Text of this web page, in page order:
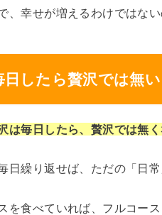
、幸せが増えるわけではな
日したら贅沢では無い
沢は毎日したら、贅沢では無
日繰り返せば、ただの「日
を食べていれば、フルコー